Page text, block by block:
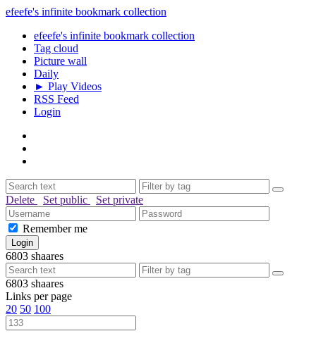
efeefe's infinite bookmark collection
efeefe's infinite bookmark collection
Tag cloud
Picture wall
Daily
► Play Videos
RSS Feed
Login
Delete Set public Set private
Remember me
6803 shaares
6803 shaares
Links per page
20 50 100